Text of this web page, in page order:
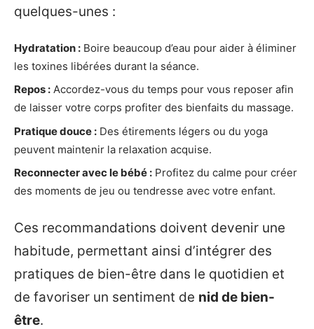
quelques-unes :
Hydratation : Boire beaucoup d’eau pour aider à éliminer
les toxines libérées durant la séance.
Repos : Accordez-vous du temps pour vous reposer afin
de laisser votre corps profiter des bienfaits du massage.
Pratique douce : Des étirements légers ou du yoga
peuvent maintenir la relaxation acquise.
Reconnecter avec le bébé : Profitez du calme pour créer
des moments de jeu ou tendresse avec votre enfant.
Ces recommandations doivent devenir une
habitude, permettant ainsi d’intégrer des
pratiques de bien-être dans le quotidien et
de favoriser un sentiment de nid de bien-
être.